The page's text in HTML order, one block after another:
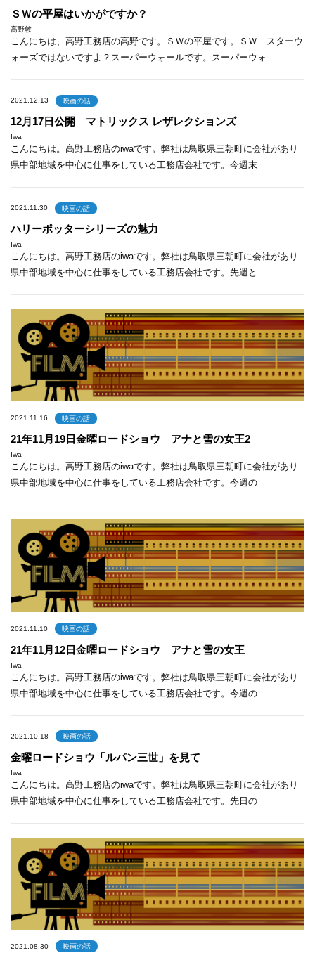
ＳＷの平屋はいかがですか？
高野敦
こんにちは、高野工務店の高野です。ＳＷの平屋です。ＳＷ…スターウ
ォーズではないですよ？スーパーウォールです。スーパーウォ
2021.12.13 映画の話
12月17日公開 マトリックス レザレクションズ
Iwa
こんにちは。高野工務店のiwaです。弊社は鳥取県三朝町に会社があり
県中部地域を中心に仕事をしている工務店会社です。今週末
2021.11.30 映画の話
ハリーポッターシリーズの魅力
Iwa
こんにちは。高野工務店のiwaです。弊社は鳥取県三朝町に会社があり
県中部地域を中心に仕事をしている工務店会社です。先週と
2021.11.16 映画の話
21年11月19日金曜ロードショウ アナと雪の女王2
Iwa
こんにちは。高野工務店のiwaです。弊社は鳥取県三朝町に会社があり
県中部地域を中心に仕事をしている工務店会社です。今週の
2021.11.10 映画の話
21年11月12日金曜ロードショウ アナと雪の女王
Iwa
こんにちは。高野工務店のiwaです。弊社は鳥取県三朝町に会社があり
県中部地域を中心に仕事をしている工務店会社です。今週の
2021.10.18 映画の話
金曜ロードショウ「ルパン三世」を見て
Iwa
こんにちは。高野工務店のiwaです。弊社は鳥取県三朝町に会社があり
県中部地域を中心に仕事をしている工務店会社です。先日の
2021.08.30 映画の話